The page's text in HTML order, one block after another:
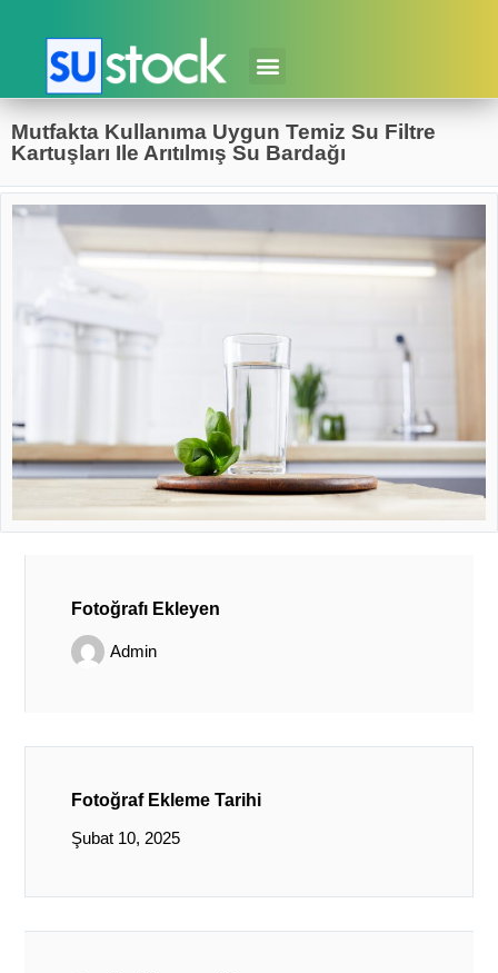
Mutfakta Kullanıma Uygun Temiz Su Filtre
Kartuşları Ile Arıtılmış Su Bardağı
Fotoğrafı Ekleyen
Admin
Fotoğraf Ekleme Tarihi
Şubat 10, 2025